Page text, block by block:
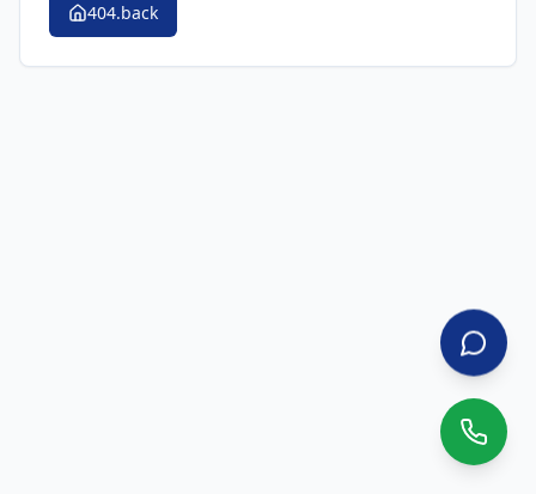
404.back